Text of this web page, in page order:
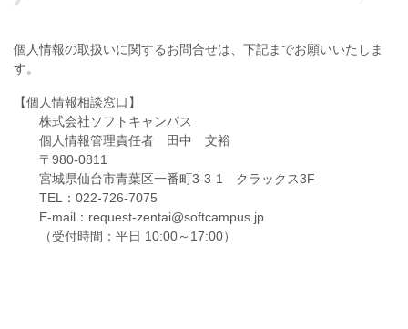
個人情報の取扱いに関するお問合せは、下記までお願いいたしま
す。
【個人情報相談窓口】
株式会社ソフトキャンパス
個人情報管理責任者 田中 文裕
〒980-0811
宮城県仙台市青葉区一番町3-3-1 クラックス3F
TEL：022-726-7075
E-mail：request-zentai@softcampus.jp
（受付時間：平日 10:00～17:00）